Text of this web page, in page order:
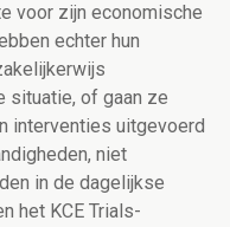
voor zijn economische
echter hun
situatie, of gaan ze
interventies uitgevoerd
niet
in de dagelijkse
het KCE Trials-